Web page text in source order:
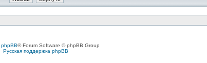
phpBB® Forum Software © phpBB Group
Русская поддержка phpBB